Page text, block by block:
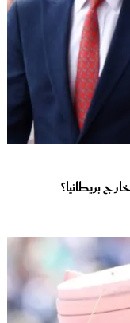
بريطانيا؟